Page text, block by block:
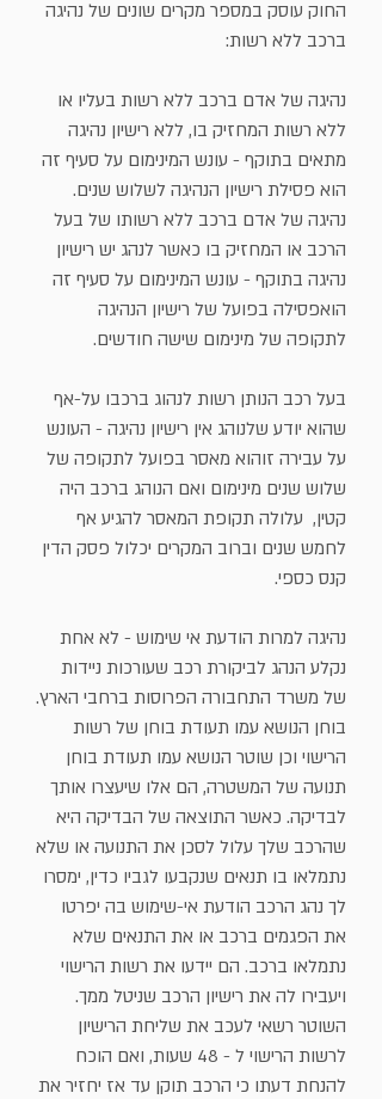
החוק עוסק במספר מקרים שונים של נהיגה
ברכב ללא רשות:
נהיגה של אדם ברכב ללא רשות בעליו או
ללא רשות המחזיק בו, ללא רישיון נהיגה
מתאים בתוקף - עונש המינימום על סעיף זה
הוא פסילת רישיון הנהיגה לשלוש שנים.
נהיגה של אדם ברכב ללא רשותו של בעל
הרכב או המחזיק בו כאשר לנהג יש רישיון
נהיגה בתוקף - עונש המינימום על סעיף זה
הואפסילה בפועל של רישיון הנהיגה
לתקופה של מינימום שישה חודשים.
בעל רכב הנותן רשות לנהוג ברכבו על-אף
שהוא יודע שלנוהג אין רישיון נהיגה - העונש
על עבירה זוהוא מאסר בפועל לתקופה של
שלוש שנים מינימום ואם הנוהג ברכב היה
קטין, עלולה תקופת המאסר להגיע אף
לחמש שנים וברוב המקרים יכלול פסק הדין
קנס כספי.
נהיגה למרות הודעת אי שימוש - לא אחת
נקלע הנהג לביקורת רכב שעורכות ניידות
של משרד התחבורה הפרוסות ברחבי הארץ.
בוחן הנושא עמו תעודת בוחן של רשות
הרישוי וכן שוטר הנושא עמו תעודת בוחן
תנועה של המשטרה, הם אלו שיעצרו אותך
לבדיקה. כאשר התוצאה של הבדיקה היא
שהרכב שלך עלול לסכן את התנועה או שלא
נתמלאו בו תנאים שנקבעו לגביו כדין, ימסרו
לך נהג הרכב הודעת אי-שימוש בה יפרטו
את הפגמים ברכב או את התנאים שלא
נתמלאו ברכב. הם יידעו את רשות הרישוי
ויעבירו לה את רישיון הרכב שניטל ממך.
השוטר רשאי לעכב את שליחת הרישיון
לרשות הרישוי ל - 48 שעות, ואם הוכח
להנחת דעתו כי הרכב תוקן עד אז יחזיר את